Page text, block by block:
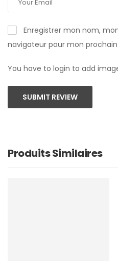
Enregistrer mon nom,
navigateur pour mon
You have to login to add
SUBMIT REVIEW
Produits Similaires